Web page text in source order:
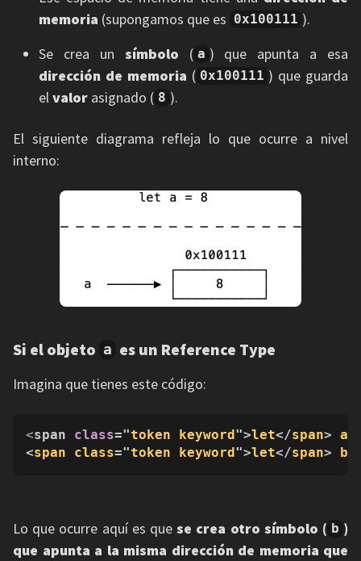
memoria (supongamos que es 0x100111 ).
Se crea un símbolo ( a ) que apunta a esa
dirección de memoria ( 0x100111 ) que guarda
elvalor asignado ( 8 ).
El siguiente diagrama refleja lo que ocurre a nivel
interno:
Si el objeto a es un Reference Type
Imagina que tienes este código:
<span class="token keyword ">let</span> a
<span class="token keyword ">let</span> b
Lo que ocurre aquí es quese crea otro símbolo ( b )
que apunta a la misma dirección de memoria que